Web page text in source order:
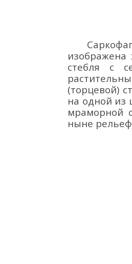
С
изображена
стебля с
растительны
(торцевой)
на одной
мраморной
ныне